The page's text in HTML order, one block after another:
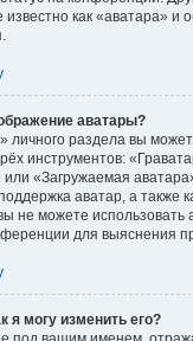
как «аватара» и
аватары?
личного раздела вы
инструментов:
«Загружаемая
аватар, а также
не можете использовать
для выяснения
я могу изменить его?